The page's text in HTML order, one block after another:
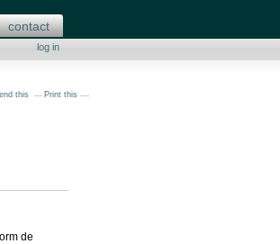
contact
log in
this Print this
de